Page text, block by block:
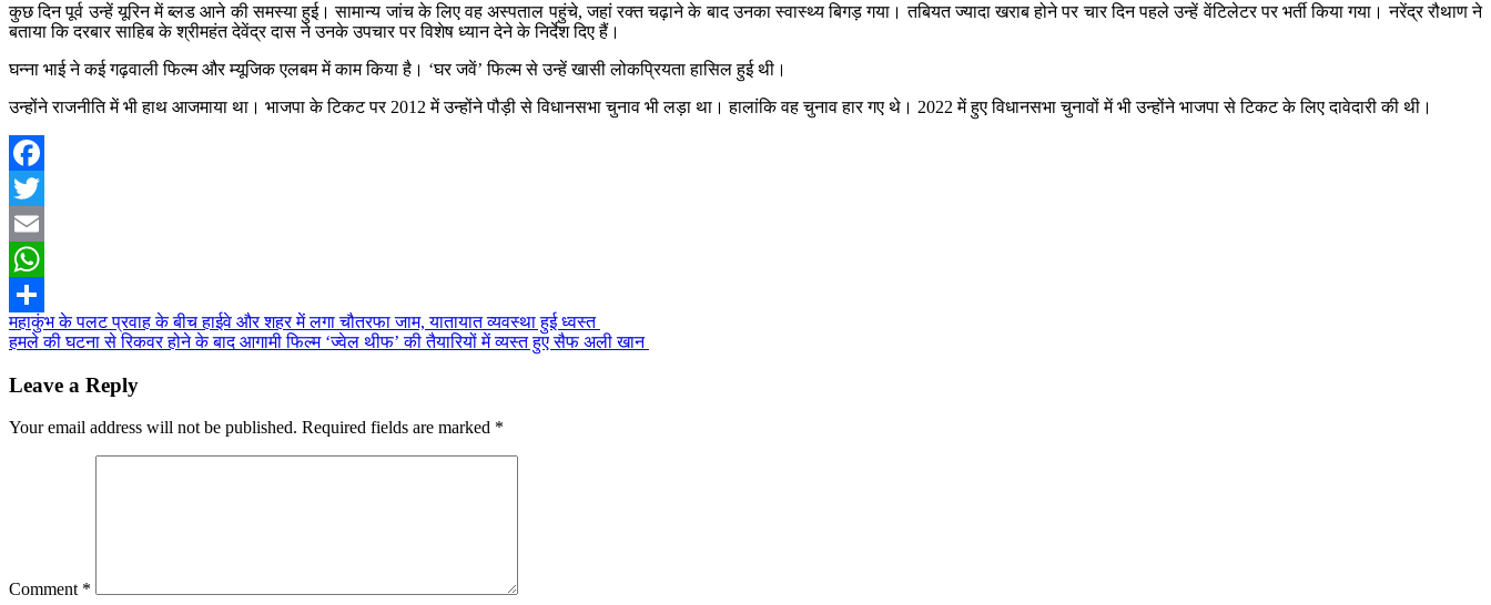
कुछ दिन पूर्व उन्हें यूरिन में ब्लड आने की समस्या हुई। सामान्य जांच के लिए वह अस्पताल पहुंचे, जहां रक्त चढ़ाने के बाद उनका स्वास्थ्य बिगड़ गया। तबियत ज्यादा खराब होने पर चार दिन पहले उन्हें वेंटिलेटर पर भर्ती किया गया। नरेंद्र रौथाण ने
बताया कि दरबार साहिब के श्रीमहंत देवेंद्र दास ने उनके उपचार पर विशेष ध्यान देने के निर्देश दिए हैं।
घन्ना भाई ने कई गढ़वाली फिल्म और म्यूजिक एलबम में काम किया है। ‘घर जवें’ फिल्म से उन्हें खासी लोकप्रियता हासिल हुई थी।
उन्होंने राजनीति में भी हाथ आजमाया था। भाजपा के टिकट पर 2012 में उन्होंने पौड़ी से विधानसभा चुनाव भी लड़ा था। हालांकि वह चुनाव हार गए थे। 2022 में हुए विधानसभा चुनावों में भी उन्होंने भाजपा से टिकट के लिए दावेदारी की थी।
Facebook
Twitter
Email
WhatsApp
Share
Post
navigation
महाकुंभ के पलट प्रवाह के बीच हाईवे और शहर में लगा चौतरफा जाम, यातायात व्यवस्था हुई ध्वस्त
हमले की घटना से रिकवर होने के बाद आगामी फिल्म ‘ज्वेल थीफ’ की तैयारियों में व्यस्त हुए सैफ अली खान
Leave a Reply
Your email address will not be published. Required fields are marked *
Comment *